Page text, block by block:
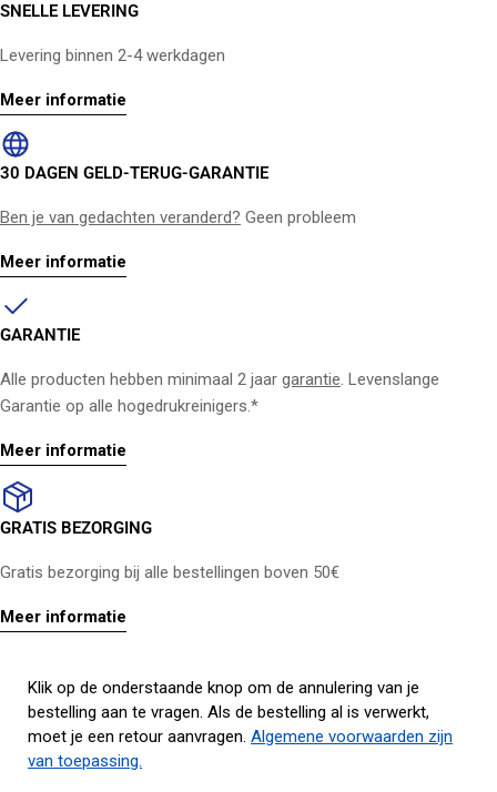
SNELLE LEVERING
Levering binnen 2-4 werkdagen
Meer informatie
30 DAGEN GELD-TERUG-GARANTIE
Ben je van gedachten veranderd? Geen probleem
Meer informatie
GARANTIE
Alle producten hebben minimaal 2 jaar garantie. Levenslange
Garantie op alle hogedrukreinigers.*
Meer informatie
GRATIS BEZORGING
Gratis bezorging bij alle bestellingen boven 50€
Meer informatie
Klik op de onderstaande knop om de annulering van je
bestelling aan te vragen. Als de bestelling al is verwerkt,
moet je een retour aanvragen. Algemene voorwaarden zijn
van toepassing.